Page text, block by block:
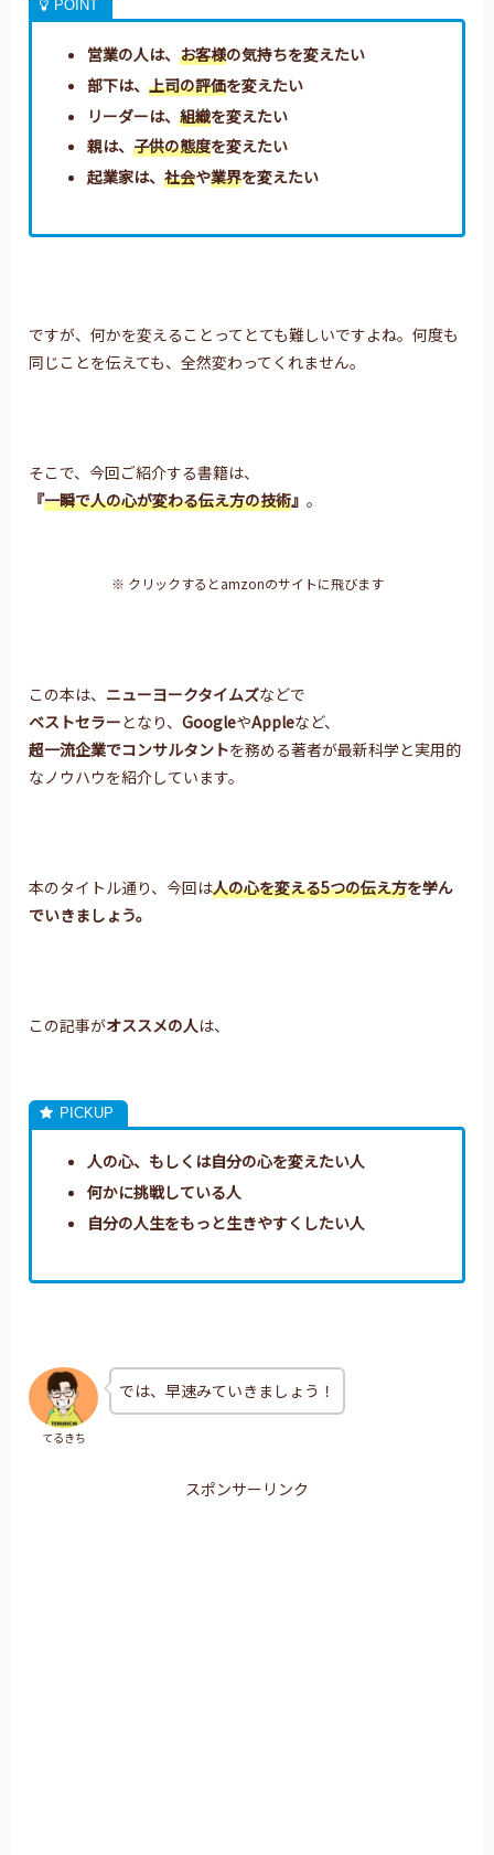
営業の人は、 お客様の気持ちを変えたい
部下は、 上司の評価を変えたい
リーダーは、 組織を変えたい
親は、 子供の態度を変えたい
起業家は、 社会や業界を変えたい
ですが、何かを変えることってとても難しいですよね。何度も
同じことを伝えても、全然変わってくれません。
そこで、今回ご紹介する書籍は、
『一瞬で人の心が変わる伝え方の技術』 。
※ クリックするとamzonのサイトに飛びます
この本は、 ニューヨークタイムズなどで
ベストセラーとなり、 GoogleやAppleなど、
超一流企業でコンサルタントを務める著者が最新科学と実用的
なノウハウを紹介しています。
本のタイトル通り、今回は人の心を変える5つの伝え方を学ん
でいきましょう。
この記事がオススメの人は、
人の心、もしくは自分の心を変えたい人
何かに挑戦している人
自分の人生をもっと生きやすくしたい人
てるきち
では、早速みていきましょう！
スポンサーリンク